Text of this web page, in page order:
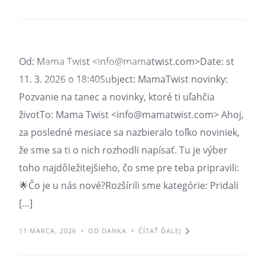
NOVINKY PLATFORMA
Od: Mama Twist <info@mamatwist.com>Date: st
11. 3. 2026 o 18:40Subject: MamaTwist novinky:
Pozvanie na tanec a novinky, ktoré ti uľahčia
životTo: Mama Twist <info@mamatwist.com> Ahoj,
za posledné mesiace sa nazbieralo toľko noviniek,
že sme sa ti o nich rozhodli napísať. Tu je výber
toho najdôležitejšieho, čo sme pre teba pripravili:
🌟Čo je u nás nové?Rozšírili sme kategórie: Pridali
[…]
11 MARCA, 2026 OD DANKA ČÍTAŤ ĎALEJ